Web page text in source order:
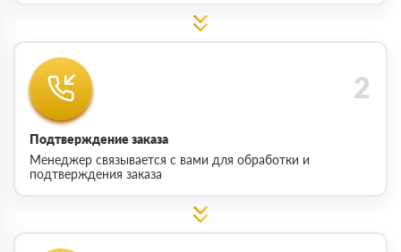
Подтверждение заказа
Менеджер связывается с вами для обработки и
подтверждения заказа